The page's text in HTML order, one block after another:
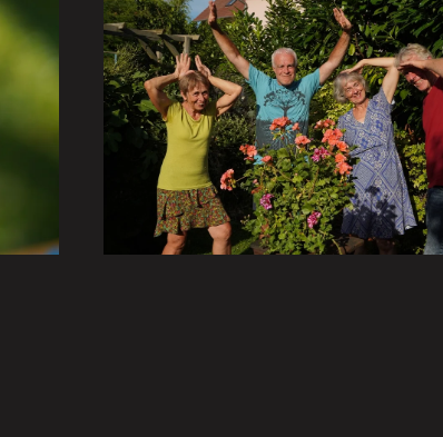
l’anniversaire de Christine
le 7 septembre 2024
VISITER LA GALERIE